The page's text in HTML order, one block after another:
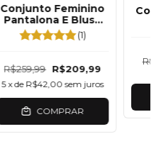
Conjunto Feminino
Pantalona E Blusa
Decote Coração
(1)
R$259,99 R$209,99
5 x de R$42,00 sem juros
COMPRAR